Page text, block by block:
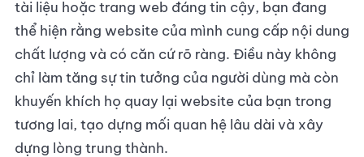
tài liệu hoặc trang web đáng tin cậy, bạn đang
thể hiện rằng website của mình cung cấp nội dung
chất lượng và có căn cứ rõ ràng. Điều này không
chỉ làm tăng sự tin tưởng của người dùng mà còn
khuyến khích họ quay lại website của bạn trong
tương lai, tạo dựng mối quan hệ lâu dài và xây
dựng lòng trung thành.